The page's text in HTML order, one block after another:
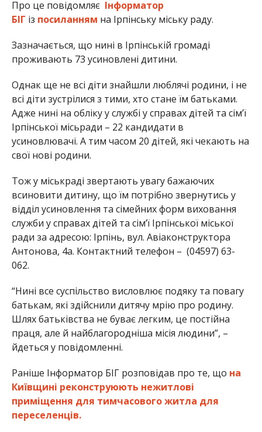
Про це повідомляє Інформатор
БІГ із посиланням на Ірпінську міську раду.
Зазначається, що нині в Ірпінській громаді
проживають 73 усиновлені дитини.
Однак ще не всі діти знайшли люблячі родини, і не
всі діти зустрілися з тими, хто стане їм батьками.
Адже нині на обліку у службі у справах дітей та сімʼї
Ірпінської місьради – 22 кандидати в
усиновлювачі. А тим часом 20 дітей, які чекають на
свої нові родини.
Тож у міськраді звертають увагу бажаючих
всиновити дитину, що їм потрібно звернутись у
відділ усиновлення та сімейних форм виховання
служби у справах дітей та сімʼї Ірпінської міської
ради за адресою: Ірпінь, вул. Авіаконструктора
Антонова, 4а. Контактний телефон – (04597) 63-
062.
“Нині все суспільство висловлює подяку та повагу
батькам, які здійснили дитячу мрію про родину.
Шлях батьківства не буває легким, це постійна
праця, але й найблагородніша місія людини”, –
йдеться у повідомленні.
Раніше Інформатор БІГ розповідав про те, що на
Київщині реконструюють нежитлові
приміщення для тимчасового житла для
переселенців.